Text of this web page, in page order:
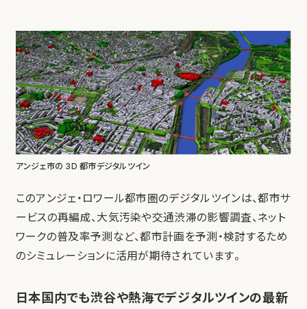
アンジェ市の 3D 都市デジタルツイン
このアンジェ・ロワール都市圏のデジタルツインは、都市サ
ービスの再編成、大気汚染や交通渋滞の影響調査、ネット
ワークの普及率予測など、都市計画を予測・検討するため
のシミュレーションに活用が期待されています。
日本国内でも渋谷や熱海でデジタルツインの最新